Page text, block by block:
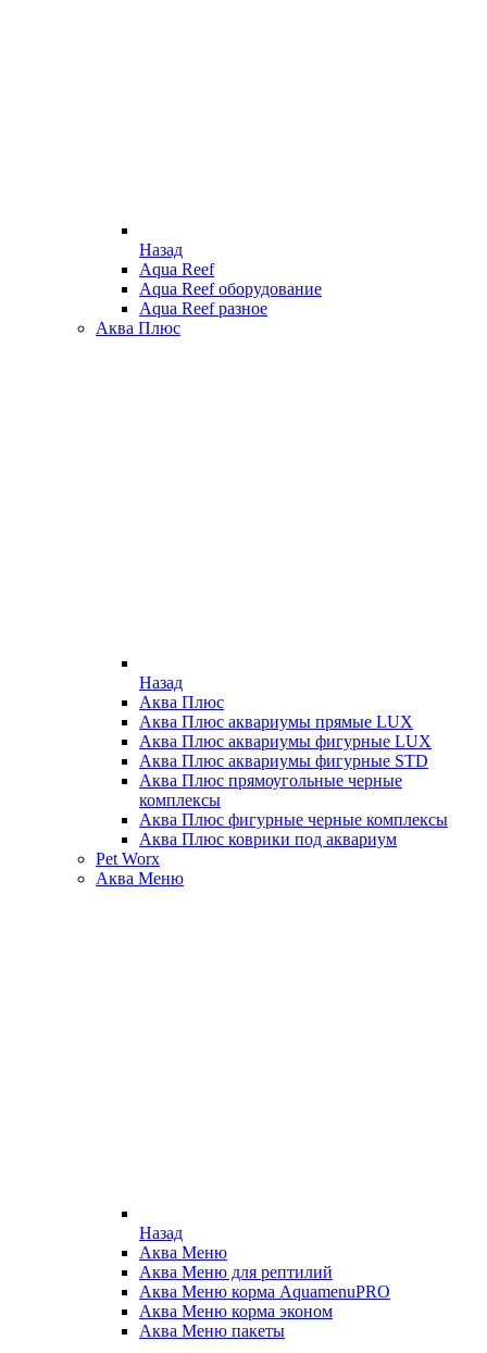
Назад
Aqua Reef
Aqua Reef оборудование
Aqua Reef разное
Аква Плюс
Назад
Аква Плюс
Аква Плюс аквариумы прямые LUX
Аква Плюс аквариумы фигурные LUX
Аква Плюс аквариумы фигурные STD
Аква Плюс прямоугольные черные
комплексы
Аква Плюс фигурные черные комплексы
Аква Плюс коврики под аквариум
Pet Worx
Аква Меню
Назад
Аква Меню
Аква Меню для рептилий
Аква Меню корма AquamenuPRO
Аква Меню корма эконом
Аква Меню пакеты